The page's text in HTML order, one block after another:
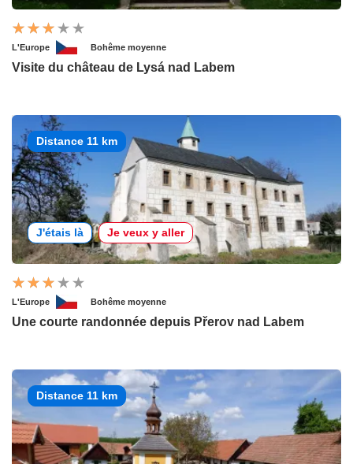
L'Europe Bohême moyenne
Visite du château de Lysá nad Labem
Distance 11 km
J'étais là Je veux y aller
L'Europe Bohême moyenne
Une courte randonnée depuis Přerov nad Labem
Distance 11 km